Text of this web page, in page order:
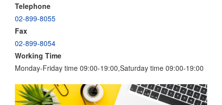
Telephone
02-899-8055
Fax
02-899-8054
Working Time
Monday-Friday time 09:00-19:00,Saturday time 09:00-19:00